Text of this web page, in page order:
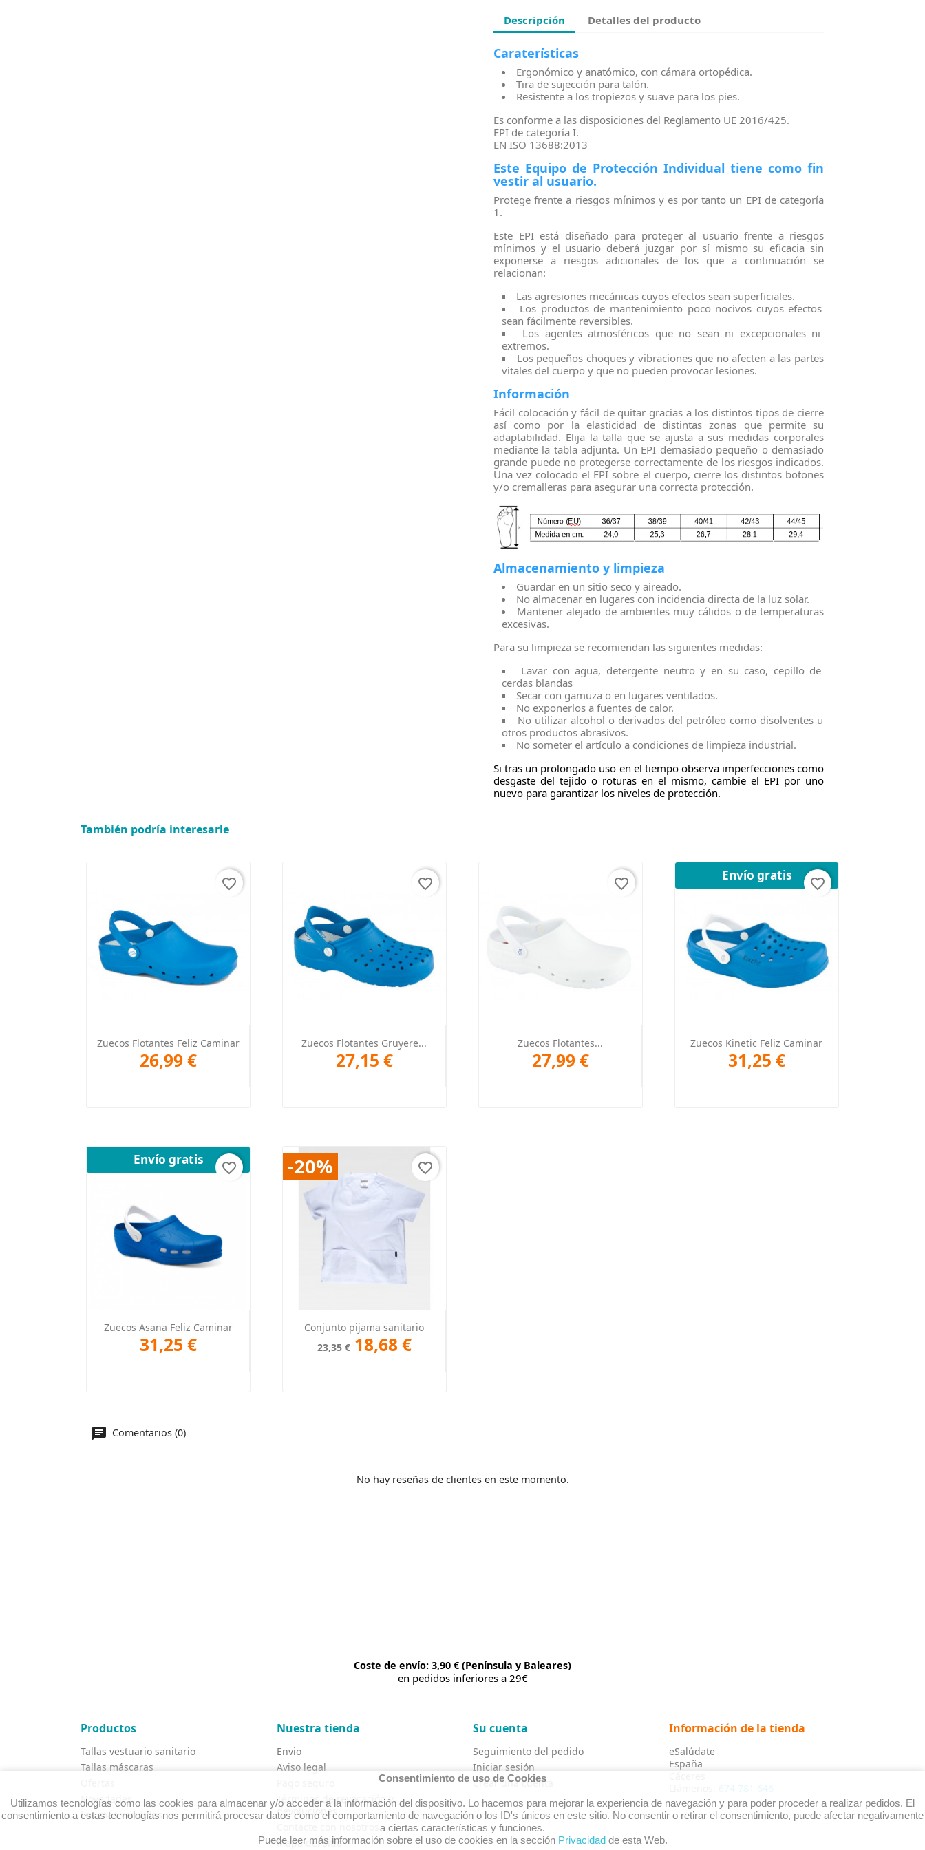
Descripción Detalles del producto
Caraterísticas
Ergonómico y anatómico, con cámara ortopédica.
Tira de sujección para talón.
Resistente a los tropiezos y suave para los pies.
Es conforme a las disposiciones del Reglamento UE 2016/425.
EPI de categoría I.
EN ISO 13688:2013
Este Equipo de Protección Individual tiene como fin
vestir al usuario.
Protege frente a riesgos mínimos y es por tanto un EPI de categoría
1.
Este EPI está diseñado para proteger al usuario frente a riesgos
mínimos y el usuario deberá juzgar por sí mismo su eficacia sin
exponerse a riesgos adicionales de los que a continuación se
relacionan:
Las agresiones mecánicas cuyos efectos sean superficiales.
Los productos de mantenimiento poco nocivos cuyos efectos
sean fácilmente reversibles.
Los agentes atmosféricos que no sean ni excepcionales ni
extremos.
Los pequeños choques y vibraciones que no afecten a las partes
vitales del cuerpo y que no pueden provocar lesiones.
Información
Fácil colocación y fácil de quitar gracias a los distintos tipos de cierre
así como por la elasticidad de distintas zonas que permite su
adaptabilidad. Elija la talla que se ajusta a sus medidas corporales
mediante la tabla adjunta. Un EPI demasiado pequeño o demasiado
grande puede no protegerse correctamente de los riesgos indicados.
Una vez colocado el EPI sobre el cuerpo, cierre los distintos botones
y/o cremalleras para asegurar una correcta protección.
Almacenamiento y limpieza
Guardar en un sitio seco y aireado.
No almacenar en lugares con incidencia directa de la luz solar.
Mantener alejado de ambientes muy cálidos o de temperaturas
excesivas.
Para su limpieza se recomiendan las siguientes medidas:
Lavar con agua, detergente neutro y en su caso, cepillo de
cerdas blandas
Secar con gamuza o en lugares ventilados.
No exponerlos a fuentes de calor.
No utilizar alcohol o derivados del petróleo como disolventes u
otros productos abrasivos.
No someter el artículo a condiciones de limpieza industrial.
Si tras un prolongado uso en el tiempo observa imperfecciones como
desgaste del tejido o roturas en el mismo, cambie el EPI por uno
nuevo para garantizar los niveles de protección.
También podría interesarle
Vista rápida
Zuecos Flotantes Feliz Caminar
26,99 €
favorite_border
Vista rápida
Zuecos Flotantes Gruyere...
27,15 €
favorite_border
Vista rápida
Zuecos Flotantes...
27,99 €
favorite_border
Vista rápida
Zuecos Kinetic Feliz Caminar
31,25 €
Envío gratis
favorite_border
Vista rápida
Zuecos Asana Feliz Caminar
31,25 €
Envío gratis
favorite_border
Vista rápida
Conjunto pijama sanitario
23,35 € 18,68 €
-20% favorite_border
Comentarios (0)
No hay reseñas de clientes en este momento.
Coste de envío: 3,90 € (Península y Baleares)
en pedidos inferiores a 29€
Productos
Tallas vestuario sanitario
Tallas máscaras
Novedades
Los más vendidos
Nuestra tienda
Envio
Aviso legal
Términos de revocación y
devoluciones
Mapa del sitio
Su cuenta
Seguimiento del pedido
Iniciar sesión
Crear una cuenta
Información de la tienda
eSalúdate
España
Consentimiento de uso de Cookies
Utilizamos tecnologías como las cookies para almacenar y/o acceder a la información del dispositivo. Lo hacemos para mejorar la experiencia de navegación y para poder proceder a realizar pedidos. El
consentimiento a estas tecnologías nos permitirá procesar datos como el comportamiento de navegación o los ID's únicos en este sitio. No consentir o retirar el consentimiento, puede afectar negativamente
a ciertas características y funciones.
Puede leer más información sobre el uso de cookies en la sección Privacidadde esta Web.